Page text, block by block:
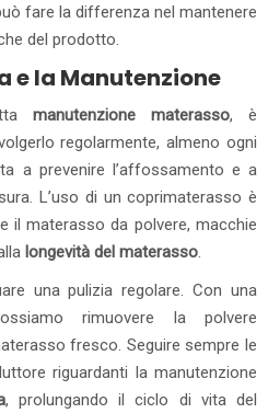
fare la differenza nel mantenere
del prodotto.
e la Manutenzione
manutenzione materasso, è
regolarmente, almeno ogni
a prevenire l’affossamento e a
L’uso di un coprimaterasso è
il materasso da polvere, macchie
longevità del materasso
una pulizia regolare. Con una
rimuovere la polvere
fresco. Seguire sempre le
riguardanti la manutenzione
, prolungando il ciclo di vita del